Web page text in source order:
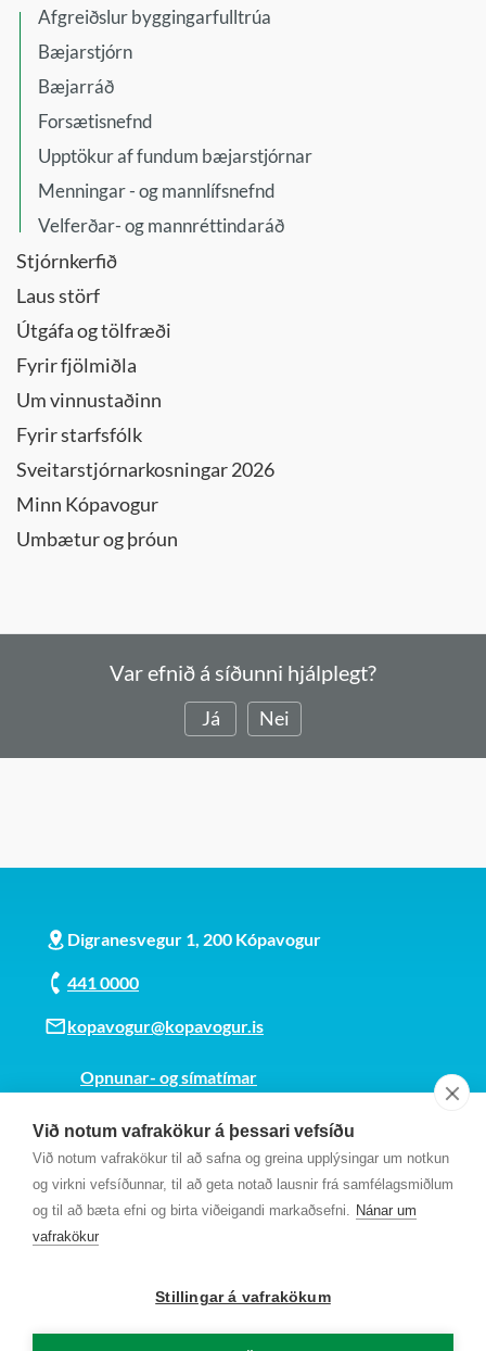
Við notum vafrakökur á þessari vefsíðu
Við notum vafrakökur til að safna og greina upplýsingar um notkun
og virkni vefsíðunnar, til að geta notað lausnir frá samfélagsmiðlum
og til að bæta efni og birta viðeigandi markaðsefni. Nánar um
vafrakökur
Stillingar á vafrakökum
Afgreiðslur byggingarfulltrúa
Bæjarstjórn
Bæjarráð
Forsætisnefnd
Upptökur af fundum bæjarstjórnar
Menningar - og mannlífsnefnd
Velferðar- og mannréttindaráð
Stjórnkerfið
Laus störf
Útgáfa og tölfræði
Fyrir fjölmiðla
Um vinnustaðinn
Fyrir starfsfólk
Sveitarstjórnarkosningar 2026
Minn Kópavogur
Umbætur og þróun
Var efnið á síðunni hjálplegt?
Já Nei
Digranesvegur 1, 200 Kópavogur
441 0000
kopavogur@kopavogur.is
Opnunar- og símatímar
Kt. 700169-3759
Fundarmannagátt